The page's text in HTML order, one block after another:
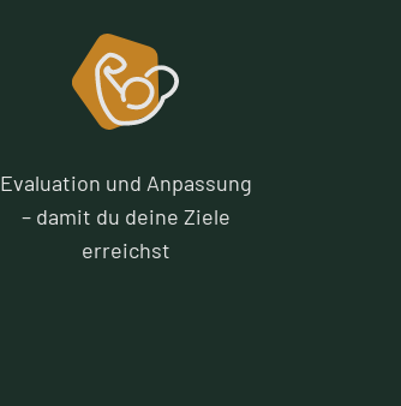
Evaluation und Anpassung
– damit du deine Ziele
erreichst